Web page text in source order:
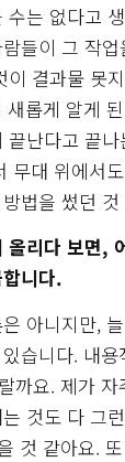
는 없다고
들이 그 작
결과물 못
롭게 알게
난다고 끝
무대 위에서
법을 썼던 것
리다 보면,
니다.
아니지만,
습니다. 내용
까요. 제가 자
것도 다 그
것 같아요. 또